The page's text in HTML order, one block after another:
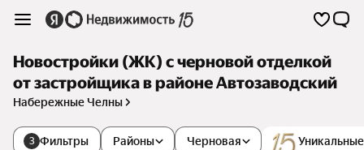
Новостройки (ЖК) с черновой отделкой
от застройщика в районе Автозаводский
Набережные Челны
3 Фильтры Районы Черновая